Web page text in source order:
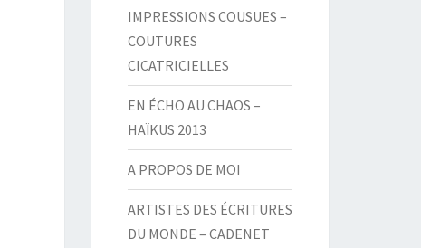
IMPRESSIONS COUSUES –
COUTURES
CICATRICIELLES
EN ÉCHO AU CHAOS –
HAÏKUS 2013
A PROPOS DE MOI
ARTISTES DES ÉCRITURES
DU MONDE – CADENET